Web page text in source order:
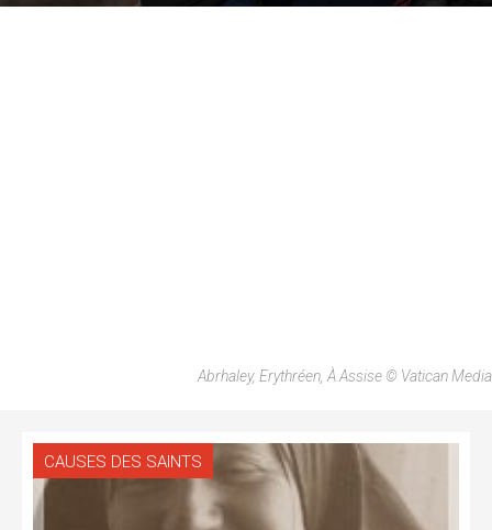
Abrhaley, Erythréen, À Assise © Vatican Media
CAUSES DES SAINTS